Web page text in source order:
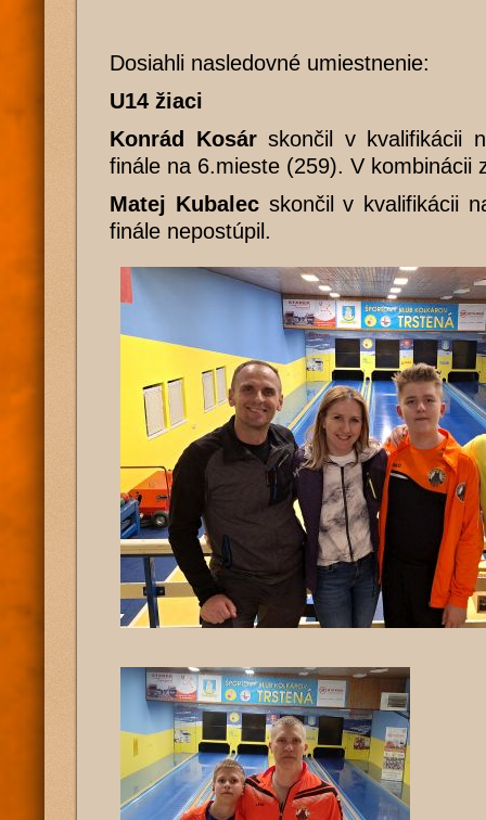
Dosiahli nasledovné umiestnenie:
U14 žiaci
Konrád Kosárskončil v kvalifikácii
finále na 6.mieste (259). V kombinácii
Matej Kubalecskončil v kvalifikácii
finále nepostúpil.